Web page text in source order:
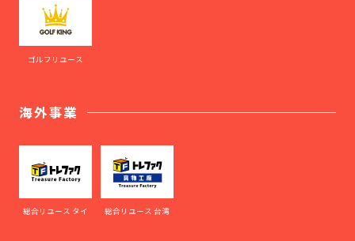
ゴルフリユース
海外事業
総合リユース タイ 総合リユース 台湾